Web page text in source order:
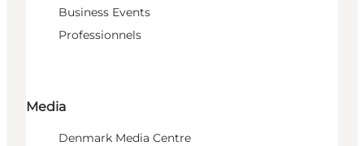
Business Events
Professionnels
Media
Denmark Media Centre